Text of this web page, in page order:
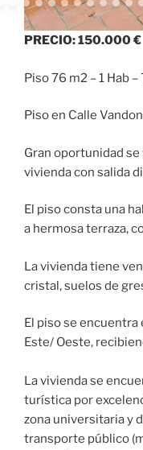
PRECIO: 150.000 €
Piso 76 m2 – 1 Hab
Piso en Calle
Gran oportunidad
vivienda con salida
El piso consta una
a hermosa terraza,
La vivienda tiene
cristal, suelos de
El piso se encuentra
Este/ Oeste,
La vivienda se
turística por
zona universitaria y
transporte público